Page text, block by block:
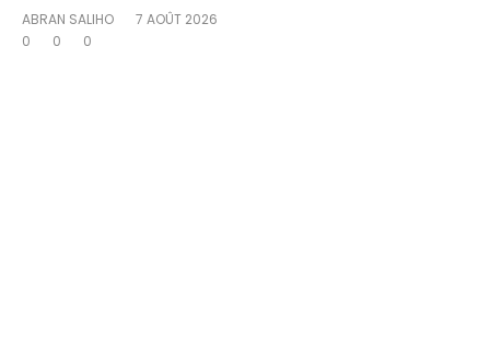
ABRAN SALIHO
7 AOÛT 2026
0
0 0